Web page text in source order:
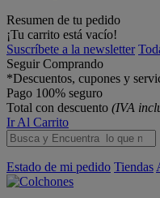
Resumen de tu pedido
¡Tu carrito está vacío!
Suscríbete a la newsletter
Seguir Comprando
*Descuentos, cupones y
Pago 100% seguro
Total con descuento (IVA
Ir Al Carrito
Estado de mi pedido Tiendas